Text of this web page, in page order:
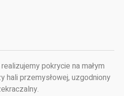
pokrycie na małym
hali przemysłowej, uzgodniony